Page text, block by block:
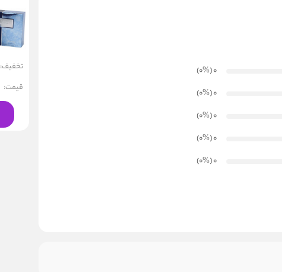
0(۰%
)
0(۰%
)
0(۰%
)
0(۰%
)
0(۰%
)
تخفیف:
قیمت: